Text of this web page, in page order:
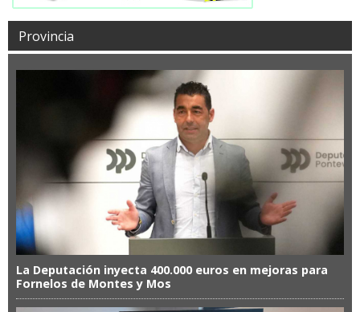
Provincia
La Deputación inyecta 400.000 euros en mejoras para
Fornelos de Montes y Mos